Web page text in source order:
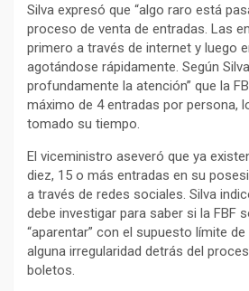
Silva expresó que “algo raro está
proceso de venta de entradas. Las
primero a través de internet y luego
agotándose rápidamente. Según
profundamente la atención” que la
máximo de 4 entradas por persona,
tomado su tiempo.
El viceministro aseveró que ya
diez, 15 o más entradas en su
a través de redes sociales. Silva
debe investigar para saber si la FBF
“aparentar” con el supuesto límite
alguna irregularidad detrás del
boletos.